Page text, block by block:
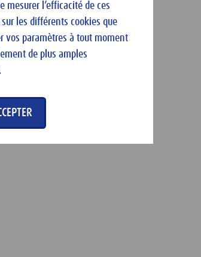
mesurer l’efficacité de ces
les différents cookies que
vos paramètres à tout moment
de plus amples
.